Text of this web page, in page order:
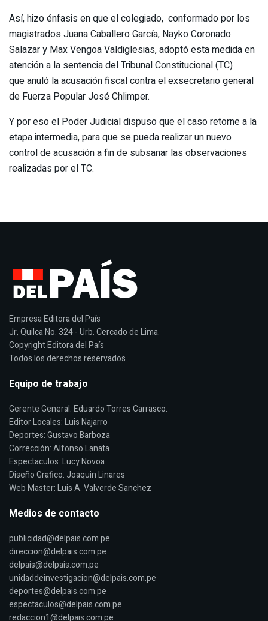
Así, hizo énfasis en que el colegiado, conformado por los
magistrados Juana Caballero García, Nayko Coronado
Salazar y Max Vengoa Valdiglesias, adoptó esta medida en
atención a la sentencia del Tribunal Constitucional (TC)
que anuló la acusación fiscal contra el exsecretario general
de Fuerza Popular José Chlimper.
Y por eso el Poder Judicial dispuso que el caso retorne a la
etapa intermedia, para que se pueda realizar un nuevo
control de acusación a fin de subsanar las observaciones
realizadas por el TC.
Empresa Editora del País
Jr, Quilca No. 324 - Urb. Cercado de Lima.
Copyright Editora del País
Todos los derechos reservados
Equipo de trabajo
Gerente General: Eduardo Torres Carrasco.
Editor Locales: Luis Najarro
Deportes: Gustavo Barboza
Corrección: Alfonso Lanata
Espectaculos: Lucy Novoa
Diseño Grafico: Joaquin Linares
Web Master: Luis A. Valverde Sanchez
Medios de contacto
publicidad@delpais.com.pe
direccion@delpais.com.pe
delpais@delpais.com.pe
unidaddeinvestigacion@delpais.com.pe
deportes@delpais.com.pe
espectaculos@delpais.com.pe
redaccion1@delpais.com.pe